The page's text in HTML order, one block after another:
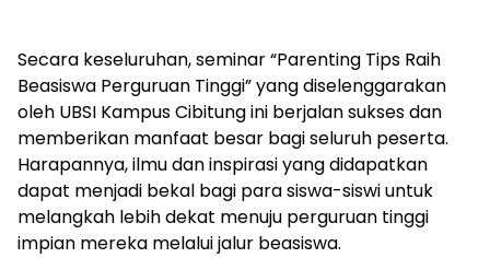
Secara keseluruhan, seminar “Parenting Tips Raih
Beasiswa Perguruan Tinggi” yang diselenggarakan
oleh UBSI Kampus Cibitung ini berjalan sukses dan
memberikan manfaat besar bagi seluruh peserta.
Harapannya, ilmu dan inspirasi yang didapatkan
dapat menjadi bekal bagi para siswa-siswi untuk
melangkah lebih dekat menuju perguruan tinggi
impian mereka melalui jalur beasiswa.